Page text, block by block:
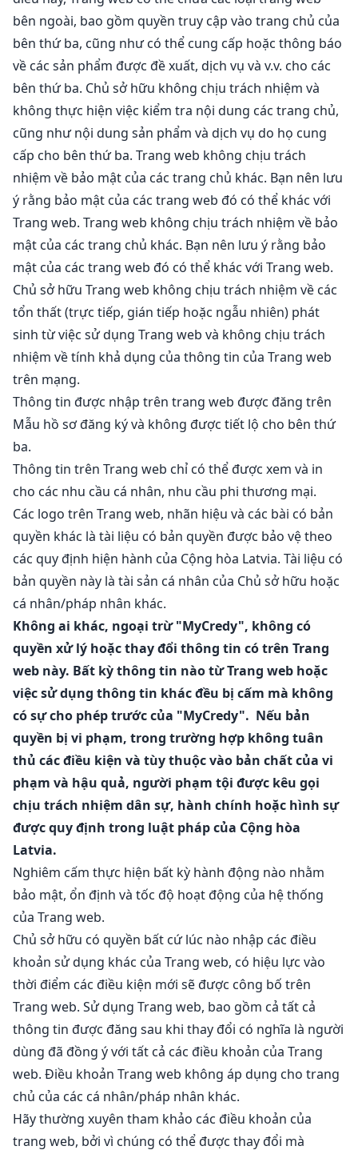
bên ngoài, bao gồm quyền truy cập vào trang chủ của
bên thứ ba, cũng như có thể cung cấp hoặc thông báo
về các sản phẩm được đề xuất, dịch vụ và v.v. cho các
bên thứ ba. Chủ sở hữu không chịu trách nhiệm và
không thực hiện việc kiểm tra nội dung các trang chủ,
cũng như nội dung sản phẩm và dịch vụ do họ cung
cấp cho bên thứ ba. Trang web không chịu trách
nhiệm về bảo mật của các trang chủ khác. Bạn nên lưu
ý rằng bảo mật của các trang web đó có thể khác với
Trang web. Trang web không chịu trách nhiệm về bảo
mật của các trang chủ khác. Bạn nên lưu ý rằng bảo
mật của các trang web đó có thể khác với Trang web.
Chủ sở hữu Trang web không chịu trách nhiệm về các
tổn thất (trực tiếp, gián tiếp hoặc ngẫu nhiên) phát
sinh từ việc sử dụng Trang web và không chịu trách
nhiệm về tính khả dụng của thông tin của Trang web
trên mạng.
Thông tin được nhập trên trang web được đăng trên
Mẫu hồ sơ đăng ký và không được tiết lộ cho bên thứ
ba.
Thông tin trên Trang web chỉ có thể được xem và in
cho các nhu cầu cá nhân, nhu cầu phi thương mại.
Các logo trên Trang web, nhãn hiệu và các bài có bản
quyền khác là tài liệu có bản quyền được bảo vệ theo
các quy định hiện hành của Cộng hòa Latvia. Tài liệu có
bản quyền này là tài sản cá nhân của Chủ sở hữu hoặc
cá nhân/pháp nhân khác.
Không ai khác, ngoại trừ "MyCredy", không có
quyền xử lý hoặc thay đổi thông tin có trên Trang
web này. Bất kỳ thông tin nào từ Trang web hoặc
việc sử dụng thông tin khác đều bị cấm mà không
có sự cho phép trước của "MyCredy". Nếu bản
quyền bị vi phạm, trong trường hợp không tuân
thủ các điều kiện và tùy thuộc vào bản chất của vi
phạm và hậu quả, người phạm tội được kêu gọi
chịu trách nhiệm dân sự, hành chính hoặc hình sự
được quy định trong luật pháp của Cộng hòa
Latvia.
Nghiêm cấm thực hiện bất kỳ hành động nào nhằm
bảo mật, ổn định và tốc độ hoạt động của hệ thống
của Trang web.
Chủ sở hữu có quyền bất cứ lúc nào nhập các điều
khoản sử dụng khác của Trang web, có hiệu lực vào
thời điểm các điều kiện mới sẽ được công bố trên
Trang web. Sử dụng Trang web, bao gồm cả tất cả
thông tin được đăng sau khi thay đổi có nghĩa là người
dùng đã đồng ý với tất cả các điều khoản của Trang
web. Điều khoản Trang web không áp dụng cho trang
chủ của các cá nhân/pháp nhân khác.
Hãy thường xuyên tham khảo các điều khoản của
trang web, bởi vì chúng có thể được thay đổi mà